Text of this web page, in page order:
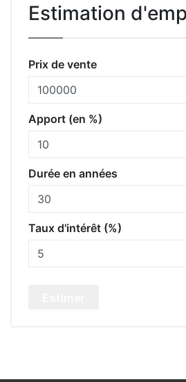
Estimation
Prix de vente
Apport (en %)
Durée en années
Taux d'intérêt (%)